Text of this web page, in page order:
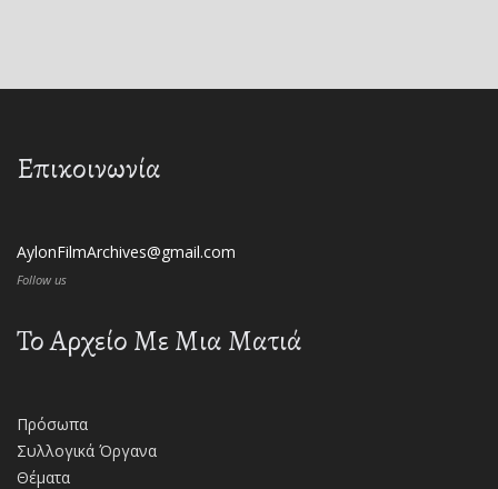
Επικοινωνία
AylonFilmArchives@gmail.com
Follow us
Το Αρχείο Με Μια Ματιά
Πρόσωπα
Συλλογικά Όργανα
Θέματα